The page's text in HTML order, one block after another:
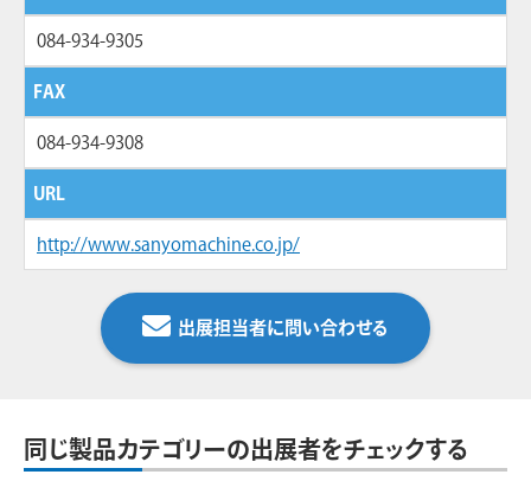
084-934-9305
FAX
084-934-9308
URL
http://www.sanyomachine.co.jp/
出展担当者に問い合わせる
同じ製品カテゴリーの出展者をチェックする